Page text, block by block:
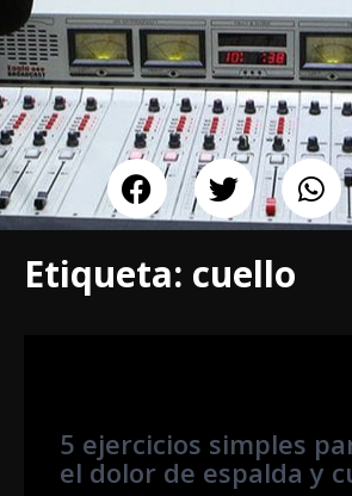
Etiqueta: cuello
5 ejercicios simples
el dolor de espalda y